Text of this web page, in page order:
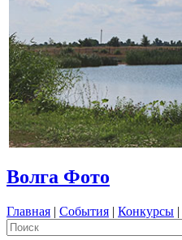
Волга Фото
Главная | События | Конкурсы |